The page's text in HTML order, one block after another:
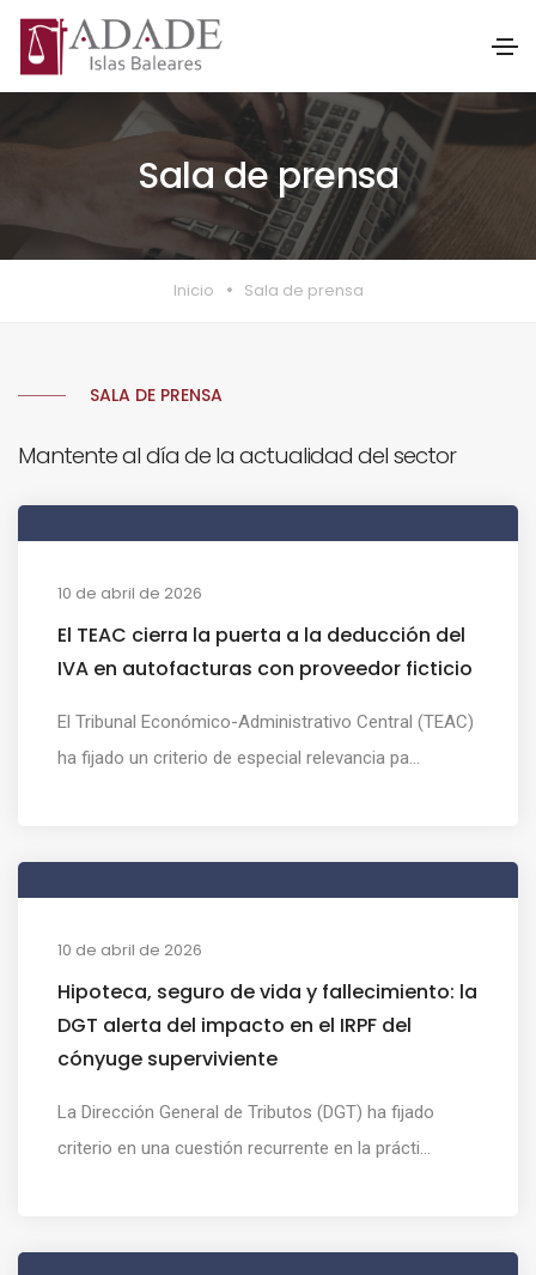
Sala de prensa
Inicio Sala de prensa
SALA DE PRENSA
Mantente al día de la actualidad del sector
10 de abril de 2026
El TEAC cierra la puerta a la deducción del
IVA en autofacturas con proveedor ficticio
El Tribunal Económico-Administrativo Central (TEAC)
ha fijado un criterio de especial relevancia pa...
10 de abril de 2026
Hipoteca, seguro de vida y fallecimiento: la
DGT alerta del impacto en el IRPF del
cónyuge superviviente
La Dirección General de Tributos (DGT) ha fijado
criterio en una cuestión recurrente en la prácti...